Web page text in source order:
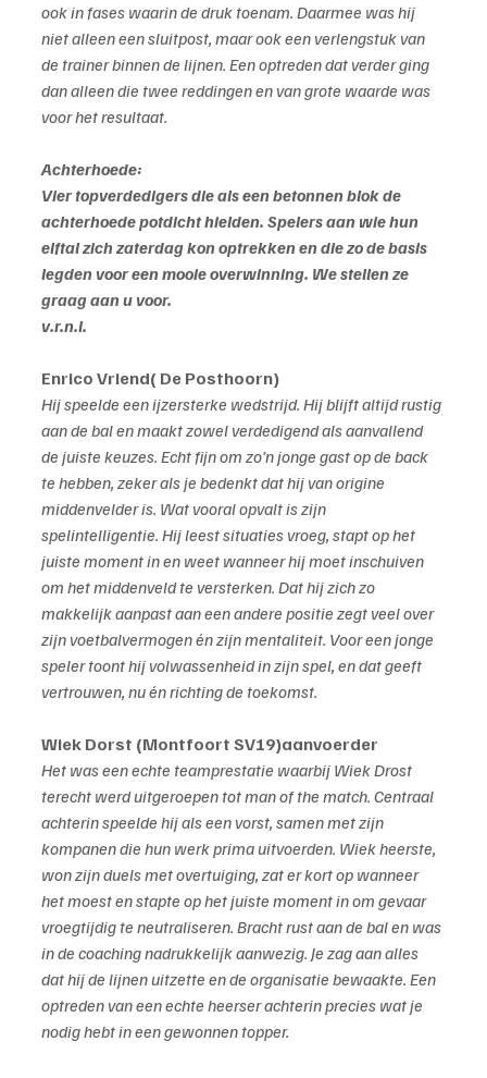
ook in fases waarin de druk toenam. Daarmee was hij
niet alleen een sluitpost, maar ook een verlengstuk van
de trainer binnen de lijnen. Een optreden dat verder ging
dan alleen die twee reddingen en van grote waarde was
voor het resultaat.
Achterhoede:
Vier topverdedigers die als een betonnen blok de
achterhoede potdicht hielden. Spelers aan wie hun
elftal zich zaterdag kon optrekken en die zo de basis
legden voor een mooie overwinning. We stellen ze
graag aan u voor.
v.r.n.l.
Enrico Vriend( De Posthoorn)
Hij speelde een ijzersterke wedstrijd. Hij blijft altijd rustig
aan de bal en maakt zowel verdedigend als aanvallend
de juiste keuzes. Echt fijn om zo’n jonge gast op de back
te hebben, zeker als je bedenkt dat hij van origine
middenvelder is. Wat vooral opvalt is zijn
spelintelligentie. Hij leest situaties vroeg, stapt op het
juiste moment in en weet wanneer hij moet inschuiven
om het middenveld te versterken. Dat hij zich zo
makkelijk aanpast aan een andere positie zegt veel over
zijn voetbalvermogen én zijn mentaliteit. Voor een jonge
speler toont hij volwassenheid in zijn spel, en dat geeft
vertrouwen, nu én richting de toekomst.
Wiek Dorst (Montfoort SV19)aanvoerder
Het was een echte teamprestatie waarbij Wiek Drost
terecht werd uitgeroepen tot man of the match. Centraal
achterin speelde hij als een vorst, samen met zijn
kompanen die hun werk prima uitvoerden. Wiek heerste,
won zijn duels met overtuiging, zat er kort op wanneer
het moest en stapte op het juiste moment in om gevaar
vroegtijdig te neutraliseren. Bracht rust aan de bal en was
in de coaching nadrukkelijk aanwezig. Je zag aan alles
dat hij de lijnen uitzette en de organisatie bewaakte. Een
optreden van een echte heerser achterin precies wat je
nodig hebt in een gewonnen topper.